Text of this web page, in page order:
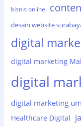
bisnis online
desain website
digital
digital marketing
digital
digital marketing
Healthcare Digital